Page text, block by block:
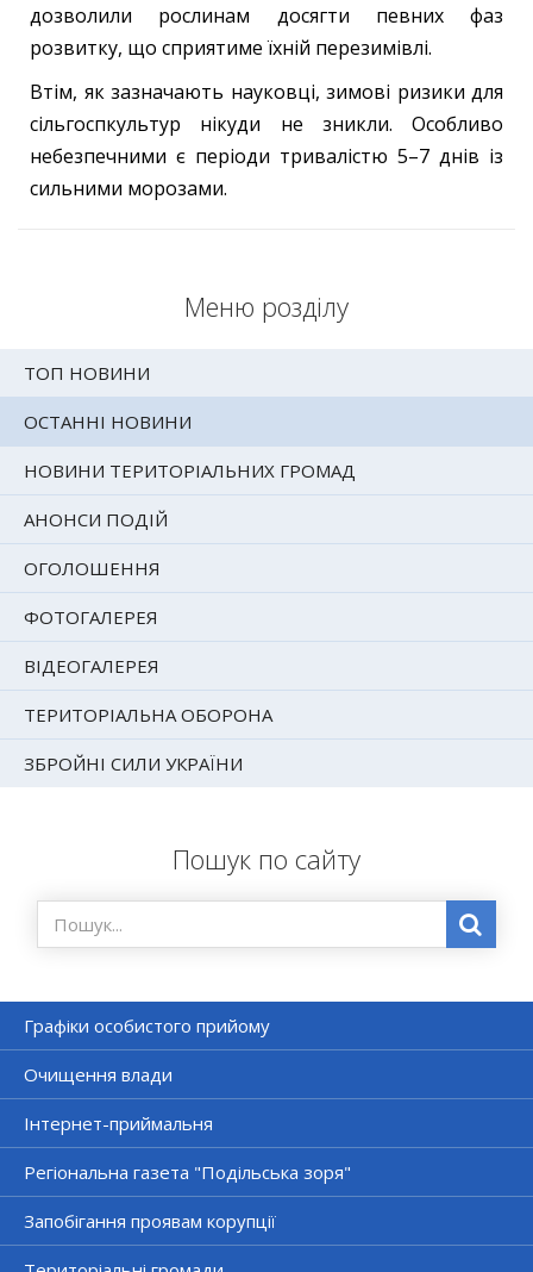
Меню розділу
ТОП НОВИНИ
ОСТАННІ НОВИНИ
НОВИНИ ТЕРИТОРІАЛЬНИХ ГРОМАД
АНОНСИ ПОДІЙ
ОГОЛОШЕННЯ
ФОТОГАЛЕРЕЯ
ВІДЕОГАЛЕРЕЯ
ТЕРИТОРІАЛЬНА ОБОРОНА
ЗБРОЙНІ СИЛИ УКРАЇНИ
Пошук по сайту
Графіки особистого прийому
Очищення влади
Інтернет-приймальня
Регіональна газета "Подільська зоря"
Запобігання проявам корупції
дозволили рослинам досягти певних фаз
розвитку, що сприятиме їхній перезимівлі.
Втім, як зазначають науковці, зимові ризики для
сільгоспкультур нікуди не зникли. Особливо
небезпечними є періоди тривалістю 5–7 днів із
сильними морозами.